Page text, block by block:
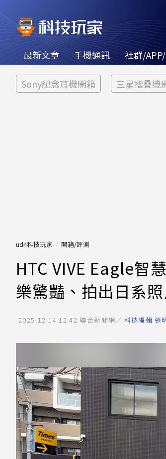
最新文章 手機通訊 社群/
Sony紀念耳機開箱 三星摺疊機
udn科技玩家 開箱/評測
HTC VIVE Eagle智
樂驚豔、拍出日系照
2025-12-14 12:42 聯合新聞網／ 科技編輯 張